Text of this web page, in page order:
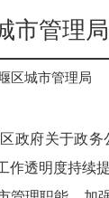
市管理
区城市管理局
政府关于政
作透明度持续提